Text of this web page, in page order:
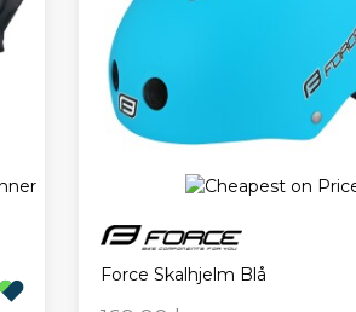
Force Skalhjelm Blå